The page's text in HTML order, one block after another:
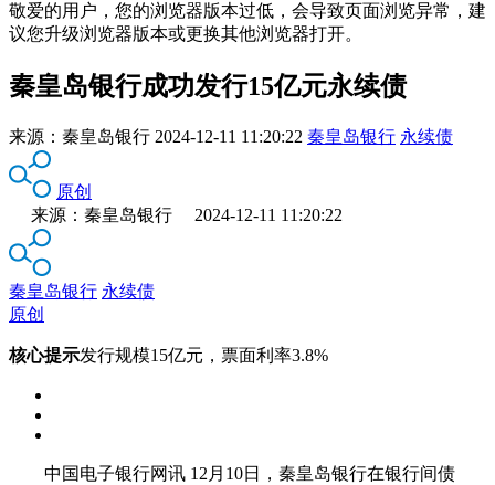
敬爱的用户，您的浏览器版本过低，会导致页面浏览异常，建
议您升级浏览器版本或更换其他浏览器打开。
秦皇岛银行成功发行15亿元永续债
来源： 秦皇岛银行 2024-12-11 11:20:22 秦皇岛银行 永续债
原创
来源：秦皇岛银行 2024-12-11 11:20:22
秦皇岛银行 永续债
原创
核心提示发行规模15亿元，票面利率3.8%
中国电子银行网讯 12月10日，秦皇岛银行在银行间债